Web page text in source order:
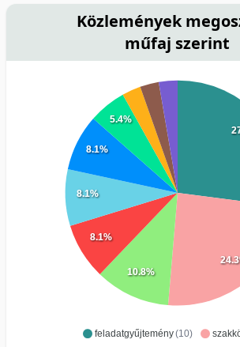
Közlemények
műfaj szerint
feladatgyűjtemény(10)
10.8%
8.1%
8.1%
8.1%
5.4%